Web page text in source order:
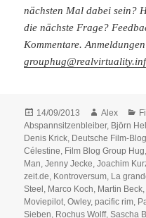
nächsten Mal dabei sein?
die nächste Frage?
Kommentare.
Posted
on
14/09/2013 Author
Alex
Abspannsitzenbleiber, Björn
Denis Krick Deutsche Film-
Célestine Film Blog Group Hug
Man ,Jenny Jecke ,Joachim
zeit.de Kontroversum La
Steel Marco Koch Martin Beck
Moviepilot ,Owley,pacific rim
Sieben Rochus Wolff,Sascha